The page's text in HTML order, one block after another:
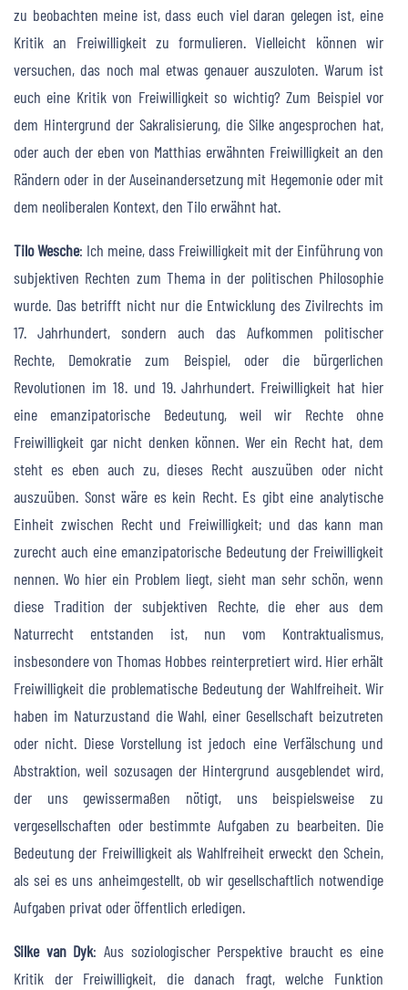
zu beobachten meine ist, dass euch viel daran gelegen ist, eine
Kritik an Freiwilligkeit zu formulieren. Vielleicht können wir
versuchen, das noch mal etwas genauer auszuloten. Warum ist
euch eine Kritik von Freiwilligkeit so wichtig? Zum Beispiel vor
dem Hintergrund der Sakralisierung, die Silke angesprochen hat,
oder auch der eben von Matthias erwähnten Freiwilligkeit an den
Rändern oder in der Auseinandersetzung mit Hegemonie oder mit
dem neoliberalen Kontext, den Tilo erwähnt hat.
Tilo Wesche: Ich meine, dass Freiwilligkeit mit der Einführung von
subjektiven Rechten zum Thema in der politischen Philosophie
wurde. Das betrifft nicht nur die Entwicklung des Zivilrechts im
17. Jahrhundert, sondern auch das Aufkommen politischer
Rechte, Demokratie zum Beispiel, oder die bürgerlichen
Revolutionen im 18. und 19. Jahrhundert. Freiwilligkeit hat hier
eine emanzipatorische Bedeutung, weil wir Rechte ohne
Freiwilligkeit gar nicht denken können. Wer ein Recht hat, dem
steht es eben auch zu, dieses Recht auszuüben oder nicht
auszuüben. Sonst wäre es kein Recht. Es gibt eine analytische
Einheit zwischen Recht und Freiwilligkeit; und das kann man
zurecht auch eine emanzipatorische Bedeutung der Freiwilligkeit
nennen. Wo hier ein Problem liegt, sieht man sehr schön, wenn
diese Tradition der subjektiven Rechte, die eher aus dem
Naturrecht entstanden ist, nun vom Kontraktualismus,
insbesondere von Thomas Hobbes reinterpretiert wird. Hier erhält
Freiwilligkeit die problematische Bedeutung der Wahlfreiheit. Wir
haben im Naturzustand die Wahl, einer Gesellschaft beizutreten
oder nicht. Diese Vorstellung ist jedoch eine Verfälschung und
Abstraktion, weil sozusagen der Hintergrund ausgeblendet wird,
der uns gewissermaßen nötigt, uns beispielsweise zu
vergesellschaften oder bestimmte Aufgaben zu bearbeiten. Die
Bedeutung der Freiwilligkeit als Wahlfreiheit erweckt den Schein,
als sei es uns anheimgestellt, ob wir gesellschaftlich notwendige
Aufgaben privat oder öffentlich erledigen.
Silke van Dyk: Aus soziologischer Perspektive braucht es eine
Kritik der Freiwilligkeit, die danach fragt, welche Funktion